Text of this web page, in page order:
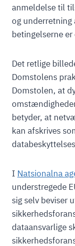
anmeldelse til
og underretning
betingelserne
Det retlige
Domstolens
Domstolen, at
betyder, at
kan afskrives
I Natsionalna
understregede
sig selv beviser
dataansvarlige